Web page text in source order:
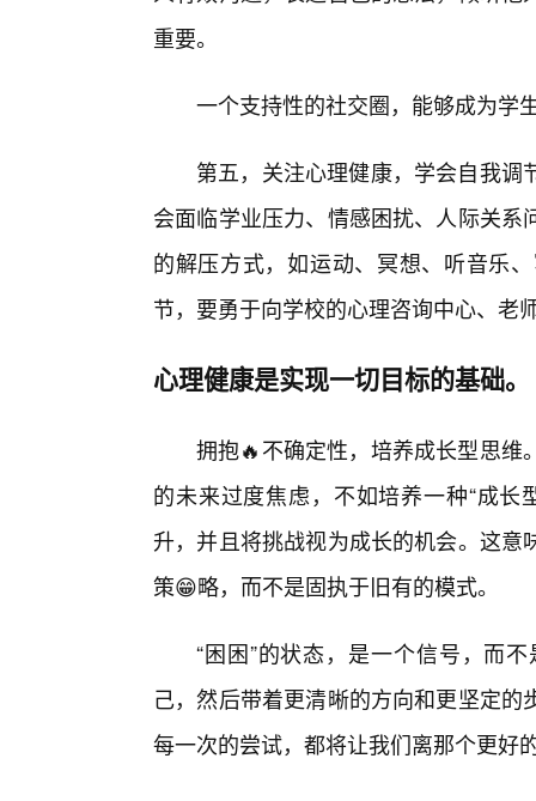
重要。
一个支持性的社交圈，能够成为学
第五，关注心理健康，学会自我
会面临学业压力、情感困扰、人际关
的解压方式，如运动、冥想、听音乐
节，要勇于向学校的心理咨询中心、老
心理健康是实现一切目标的基础。
拥抱🔥不确定性，培养成长型思维
的未来过度焦虑，不如培养一种“成
升，并且将挑战视为成长的机会。这
策😁略，而不是固执于旧有的模式。
“困困”的状态，是一个信号，而
己，然后带着更清晰的方向和更坚定
每一次的尝试，都将让我们离那个更好